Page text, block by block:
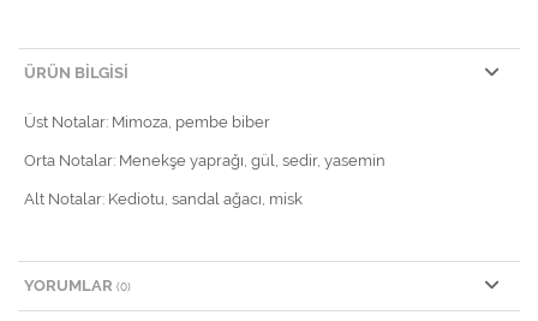
ÜRÜN BILGISI
Üst Notalar: Mimoza, pembe biber
Orta Notalar: Menekşe yaprağı, gül, sedir, yasemin
Alt Notalar: Kediotu, sandal ağacı, misk
YORUMLAR (0)